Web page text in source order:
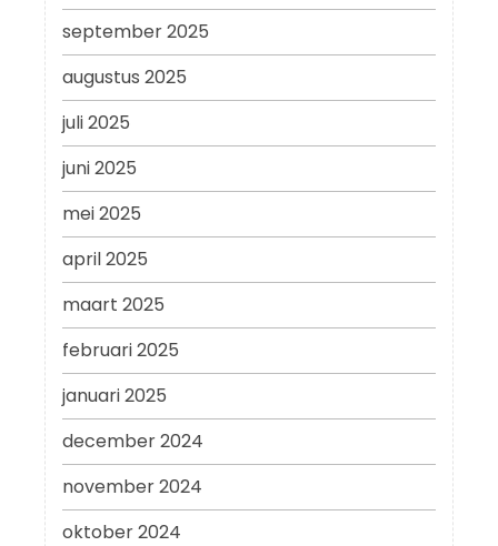
september 2025
augustus 2025
juli 2025
juni 2025
mei 2025
april 2025
maart 2025
februari 2025
januari 2025
december 2024
november 2024
oktober 2024